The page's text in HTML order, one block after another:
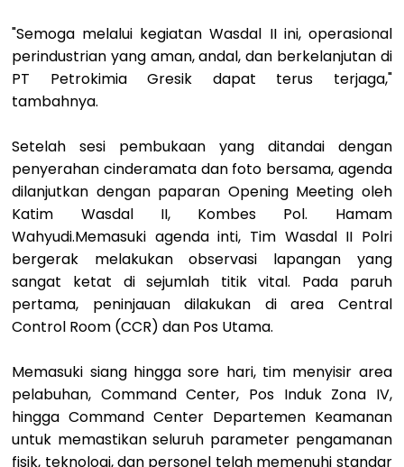
"Semoga melalui kegiatan Wasdal II ini, operasional
perindustrian yang aman, andal, dan berkelanjutan di
PT Petrokimia Gresik dapat terus terjaga,"
tambahnya.
Setelah sesi pembukaan yang ditandai dengan
penyerahan cinderamata dan foto bersama, agenda
dilanjutkan dengan paparan Opening Meeting oleh
Katim Wasdal II, Kombes Pol. Hamam
Wahyudi.Memasuki agenda inti, Tim Wasdal II Polri
bergerak melakukan observasi lapangan yang
sangat ketat di sejumlah titik vital. Pada paruh
pertama, peninjauan dilakukan di area Central
Control Room (CCR) dan Pos Utama.
Memasuki siang hingga sore hari, tim menyisir area
pelabuhan, Command Center, Pos Induk Zona IV,
hingga Command Center Departemen Keamanan
untuk memastikan seluruh parameter pengamanan
fisik, teknologi, dan personel telah memenuhi standar